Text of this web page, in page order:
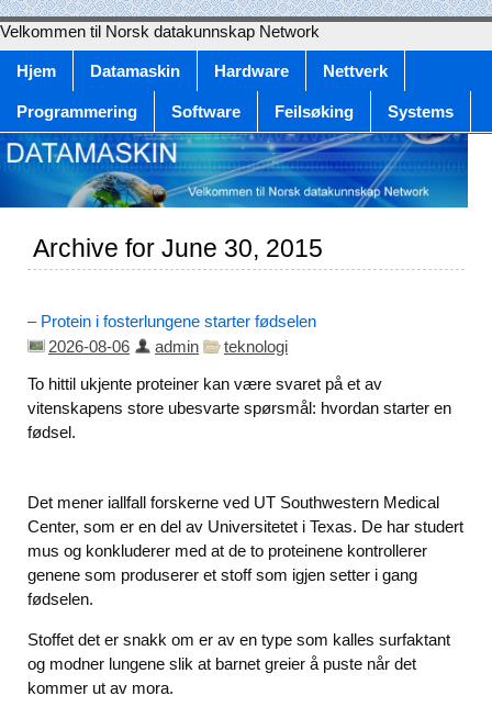
Velkommen til Norsk datakunnskap Network
Hjem Datamaskin Hardware Nettverk
Programmering Software Feilsøking Systems
Archive for June 30, 2015
– Protein i fosterlungene starter fødselen
2026-08-06
admin
teknologi
To hittil ukjente proteiner kan være svaret på et av
vitenskapens store ubesvarte spørsmål: hvordan starter en
fødsel.
Det mener iallfall forskerne ved UT Southwestern Medical
Center, som er en del av Universitetet i Texas. De har studert
mus og konkluderer med at de to proteinene kontrollerer
genene som produserer et stoff som igjen setter i gang
fødselen.
Stoffet det er snakk om er av en type som kalles surfaktant
og modner lungene slik at barnet greier å puste når det
kommer ut av mora.